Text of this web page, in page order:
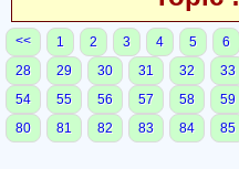
<< 1 2 3 4 5 6
28
29 30 31 32 33
54
55 56 57 58 59
80
81 82 83 84 85